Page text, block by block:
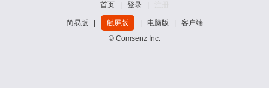
首页 登录
简易版 触屏版 电脑版
客户端
© Comsenz Inc.